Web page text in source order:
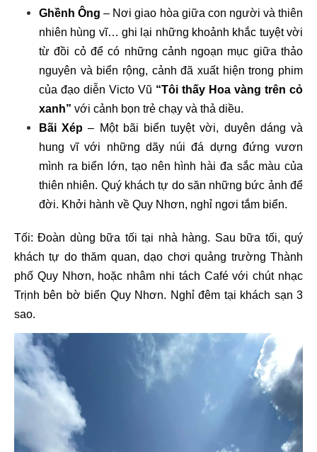
Ghềnh Ông– Nơi giao hòa giữa con người và thiên
nhiên hùng vĩ… ghi lại những khoảnh khắc tuyệt vời
từ đồi cỏ để có những cảnh ngoạn mục giữa thảo
nguyên và biển rộng, cảnh đã xuất hiện trong phim
của đạo diễn Victo Vũ “Tôi thấy Hoa vàng trên cỏ
xanh” với cảnh bọn trẻ chạy và thả diều.
Bãi Xép – Một bãi biển tuyệt vời, duyên dáng và
hung vĩ với những dãy núi đá dựng đứng vươn
mình ra biển lớn, tạo nên hình hài đa sắc màu của
thiên nhiên. Quý khách tự do săn những bức ảnh để
đời. Khởi hành về Quy Nhơn, nghỉ ngơi tắm biển.
Tối: Đoàn dùng bữa tối tại nhà hàng. Sau bữa tối, quý
khách tự do thăm quan, dạo chơi quảng trường Thành
phố Quy Nhơn, hoặc nhâm nhi tách Café với chút nhạc
Trịnh bên bờ biển Quy Nhơn. Nghỉ đêm tại khách sạn 3
sao.